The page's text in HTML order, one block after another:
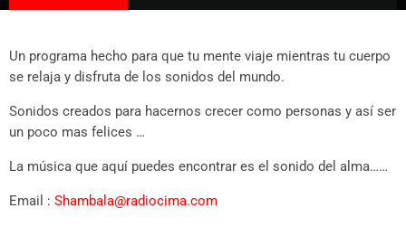
Un programa hecho para que tu mente viaje mientras tu cuerpo
se relaja y disfruta de los sonidos del mundo.
Sonidos creados para hacernos crecer como personas y así ser
un poco mas felices …
La música que aquí puedes encontrar es el sonido del alma……
Email : Shambala@radiocima.com